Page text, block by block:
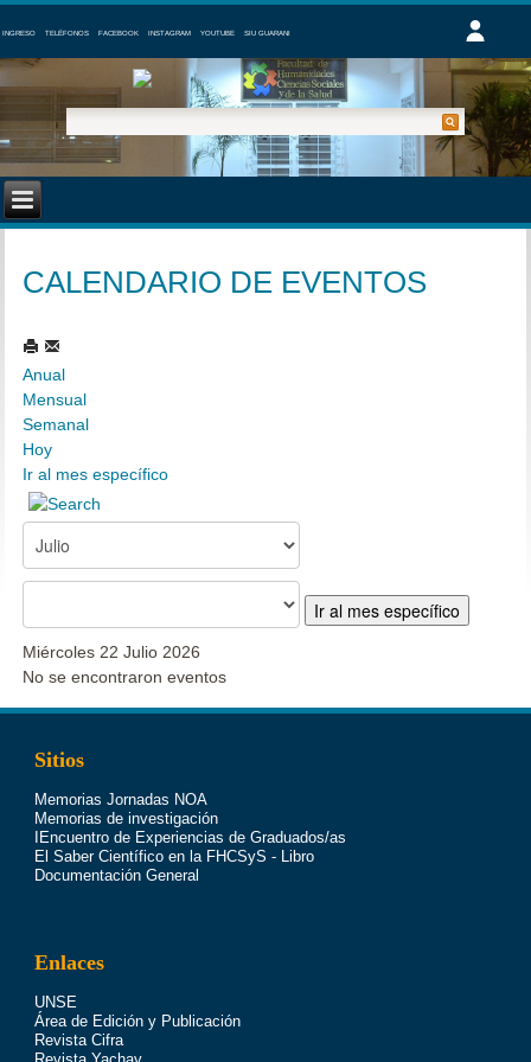
INGRESO TELÉFONOS FACEBOOK INSTAGRAM YOUTUBE SIU GUARANI
CALENDARIO DE EVENTOS
Anual
Mensual
Semanal
Hoy
Ir al mes específico
Ir al mes específico
Miércoles 22 Julio 2026
No se encontraron eventos
Sitios
Memorias Jornadas NOA
Memorias de investigación
IEncuentro de Experiencias de Graduados/as
El Saber Científico en la FHCSyS - Libro
Documentación General
Enlaces
UNSE
Área de Edición y Publicación
Revista Cifra